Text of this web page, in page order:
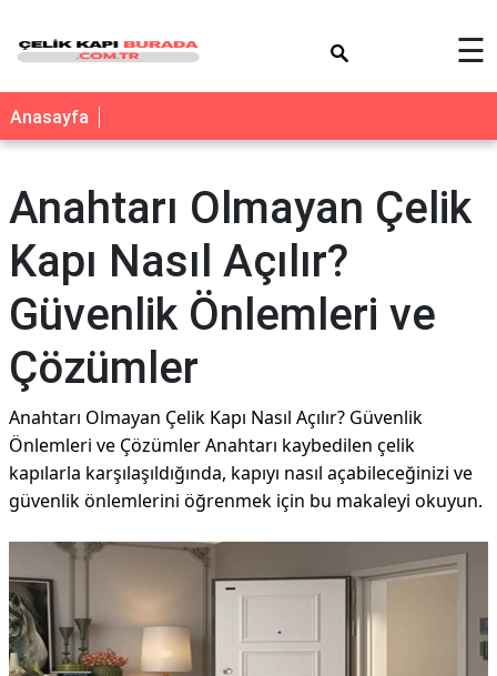
☰
Anasayfa
Anahtarı Olmayan Çelik
Kapı Nasıl Açılır?
Güvenlik Önlemleri ve
Çözümler
Anahtarı Olmayan Çelik Kapı Nasıl Açılır? Güvenlik
Önlemleri ve Çözümler Anahtarı kaybedilen çelik
kapılarla karşılaşıldığında, kapıyı nasıl açabileceğinizi ve
güvenlik önlemlerini öğrenmek için bu makaleyi okuyun.